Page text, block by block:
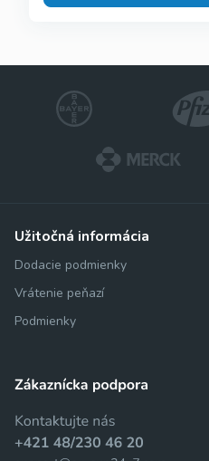
užitočná informácia
Dodacie podmienky
Vrátenie peňazí
Podmienky